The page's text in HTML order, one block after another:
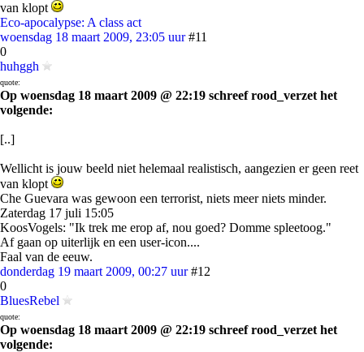
van klopt
Eco-apocalypse: A class act
woensdag 18 maart 2009, 23:05 uur #11
0
huhggh
quote:
Op woensdag 18 maart 2009 @ 22:19 schreef rood_verzet het
volgende:
[..]
Wellicht is jouw beeld niet helemaal realistisch, aangezien er geen reet
van klopt
Che Guevara was gewoon een terrorist, niets meer niets minder.
Zaterdag 17 juli 15:05
KoosVogels: "Ik trek me erop af, nou goed? Domme spleetoog."
Af gaan op uiterlijk en een user-icon....
Faal van de eeuw.
donderdag 19 maart 2009, 00:27 uur #12
0
BluesRebel
quote:
Op woensdag 18 maart 2009 @ 22:19 schreef rood_verzet het
volgende: